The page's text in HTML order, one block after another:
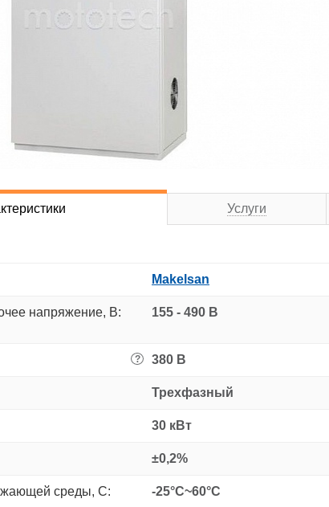
Услуги
Makelsan
напряжение, В: 155 - 490 В
? 380 В
Трехфазный
30 кВт
±0,2%
среды, С: -25°C~60°C